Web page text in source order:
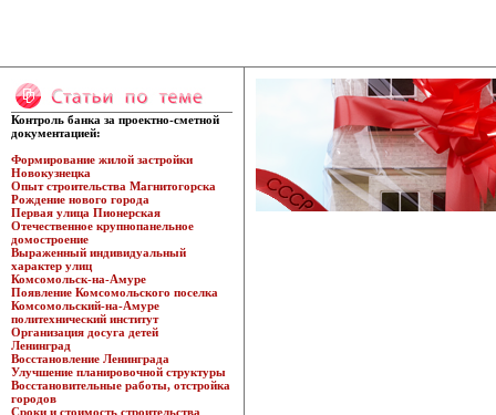
Контроль банка за проектно-сметной
документацией:
Формирование жилой застройки
Новокузнецка
Опыт строительства Магнитогорска
Рождение нового города
Первая улица Пионерская
Отечественное крупнопанельное
домостроение
Выраженный индивидуальный
характер улиц
Комсомольск-на-Амуре
Появление Комсомольского поселка
Комсомольский-на-Амуре
политехнический институт
Организация досуга детей
Ленинград
Восстановление Ленинграда
Улучшение планировочной структуры
Восстановительные работы, отстройка
городов
Сроки и стоимость строительства